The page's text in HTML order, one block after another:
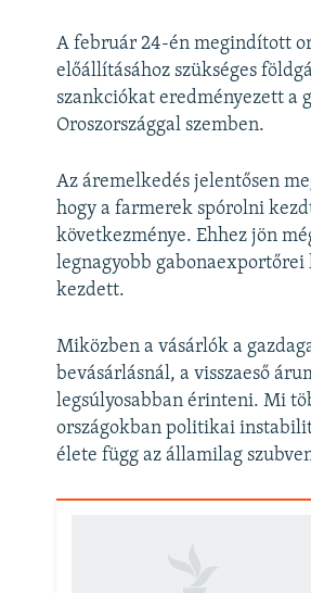
A február 24-én megindított
előállításához szükséges
szankciókat eredményezett a
Oroszországgal szemben.
Az áremelkedés jelentősen
hogy a farmerek spórolni
következménye. Ehhez jön
legnagyobb
kezdett.
Miközben a vásárlók a
bevásárlásnál, a visszaeső
legsúlyosabban érinteni. Mi
országokban politikai
élete függ az államilag